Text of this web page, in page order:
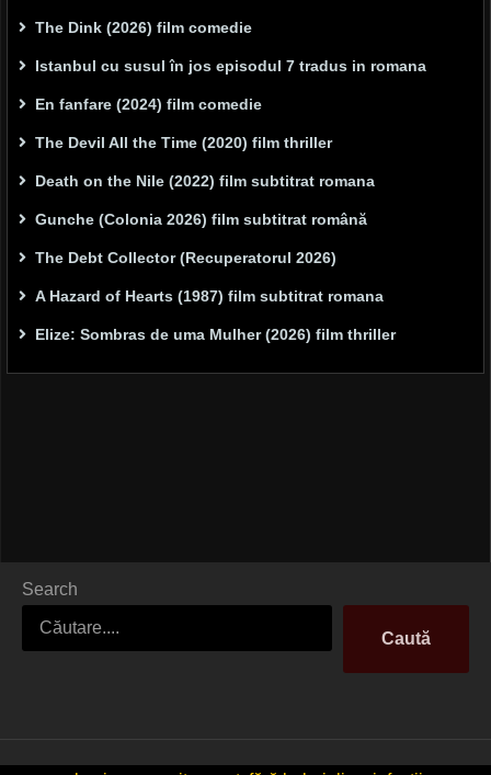
The Dink (2026) film comedie
Istanbul cu susul în jos episodul 7 tradus in romana
En fanfare (2024) film comedie
The Devil All the Time (2020) film thriller
Death on the Nile (2022) film subtitrat romana
Gunche (Colonia 2026) film subtitrat română
The Debt Collector (Recuperatorul 2026)
A Hazard of Hearts (1987) film subtitrat romana
Elize: Sombras de uma Mulher (2026) film thriller
Search
Caută